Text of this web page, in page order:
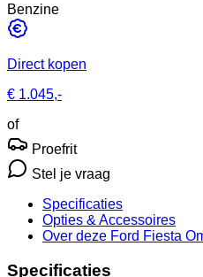
Benzine
Direct kopen
€ 1.045,-
of
Proefrit
Stel je vraag
Specificaties
Opties & Accessoires
Over deze Ford Fiesta
Specificaties